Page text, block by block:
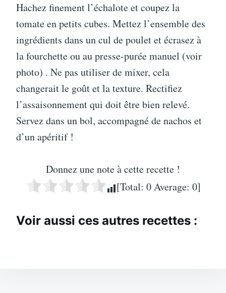
Hachez finement l’échalote et coupez la
tomate en petits cubes. Mettez l’ensemble des
ingrédients dans un cul de poulet et écrasez à
la fourchette ou au presse-purée manuel (voir
photo) . Ne pas utiliser de mixer, cela
changerait le goût et la texture. Rectifiez
l’assaisonnement qui doit être bien relevé.
Servez dans un bol, accompagné de nachos et
d’un apéritif !
Donnez une note à cette recette !
[Total: 0Average: 0]
Voir aussi ces autres recettes :